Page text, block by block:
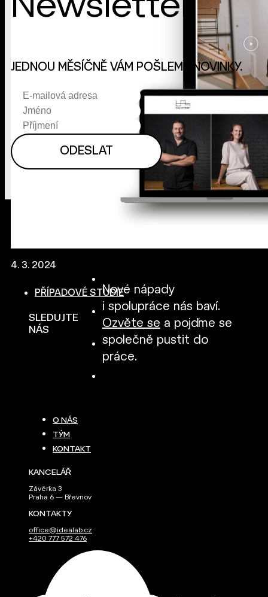
4. 3. 2024
PŘÍPADOVÉ STUDIE
Newsletter
JEDNOU MĚSÍČNĚ VÁM POŠLEME NOVINKY.
SLEDUJTE
NÁS
Nové nápady
i spolupráce nás baví.
Ozvěte se a pojďme se
společně pustit do
práce.
O NÁS
TÝM
KONTAKT
KANCELÁŘ
Závěrka 3
Praha 6 — Břevnov
KONTAKTY
office@idealab.cz
+420 777 572 476